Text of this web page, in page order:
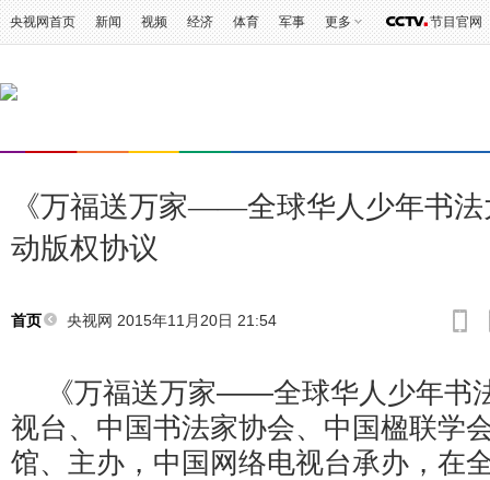
央视网首页 新闻 视频 经济 体育 军事 更多 节目官网
《万福送万家——全球华人少年书
动版权协议
首页 央视网 2015年11月20日 21:54
《万福送万家——全球华人少年书
视台、中国书法家协会、中国楹联学
馆、主办，中国网络电视台承办，在